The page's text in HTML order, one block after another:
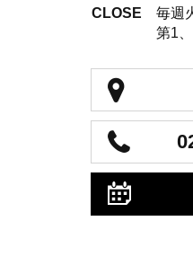
CLOSE
毎週
第1